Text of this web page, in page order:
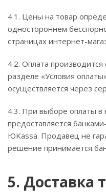
4.1. Цены на товар
одностороннем
страницах интернет-
4.2. Оплата
разделе «Условия
осуществляется через
4.3. При выборе оплаты в
предоставляется
ЮKassa. Продавец не
решение принимается
5. Доставка